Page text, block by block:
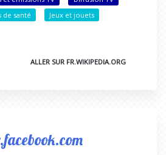
de santé
Jeux et jouets
ALLER SUR FR.WIKIPEDIA.ORG